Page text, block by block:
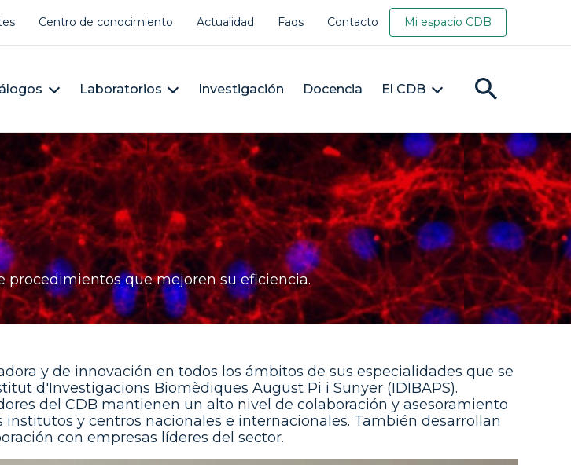
menu
Centro de conocimiento Actualidad Faqs Contacto Mi espacio CDB
Laboratorios Investigación Docencia El CDB
procedimientos que mejoren su eficiencia.
y de innovación en todos los ámbitos de sus especialidades que se
d'Investigacions Biomèdiques August Pi i Sunyer (IDIBAPS).
del CDB mantienen un alto nivel de colaboración y asesoramiento
y centros nacionales e internacionales. También desarrollan
con empresas líderes del sector.